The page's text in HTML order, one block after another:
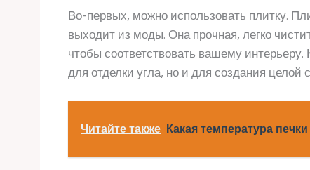
Во-первых, можно использовать плитку.
выходит из моды. Она прочная, легко
чтобы соответствовать вашему
для отделки угла, но и для создания целой
Читайте также Какая температура